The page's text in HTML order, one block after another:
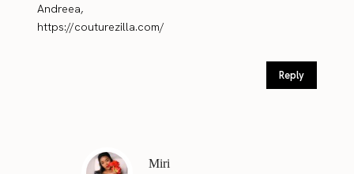
Andreea,
https://couturezilla.com/
Reply
Miri